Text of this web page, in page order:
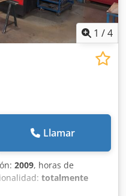
1 /4
Llamar
2009, horas de
totalmente